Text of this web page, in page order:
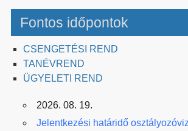
Fontos időpontok
CSENGETÉSI REND
TANÉVREND
ÜGYELETI REND
2026. 08. 19.
Jelentkezési határidő